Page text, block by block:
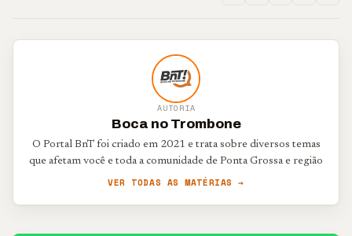
AUTORIA
Boca no Trombone
O Portal BnT foi criado em 2021 e trata sobre diversos temas
que afetam você e toda a comunidade de Ponta Grossa e região
VER TODAS AS MATÉRIAS →